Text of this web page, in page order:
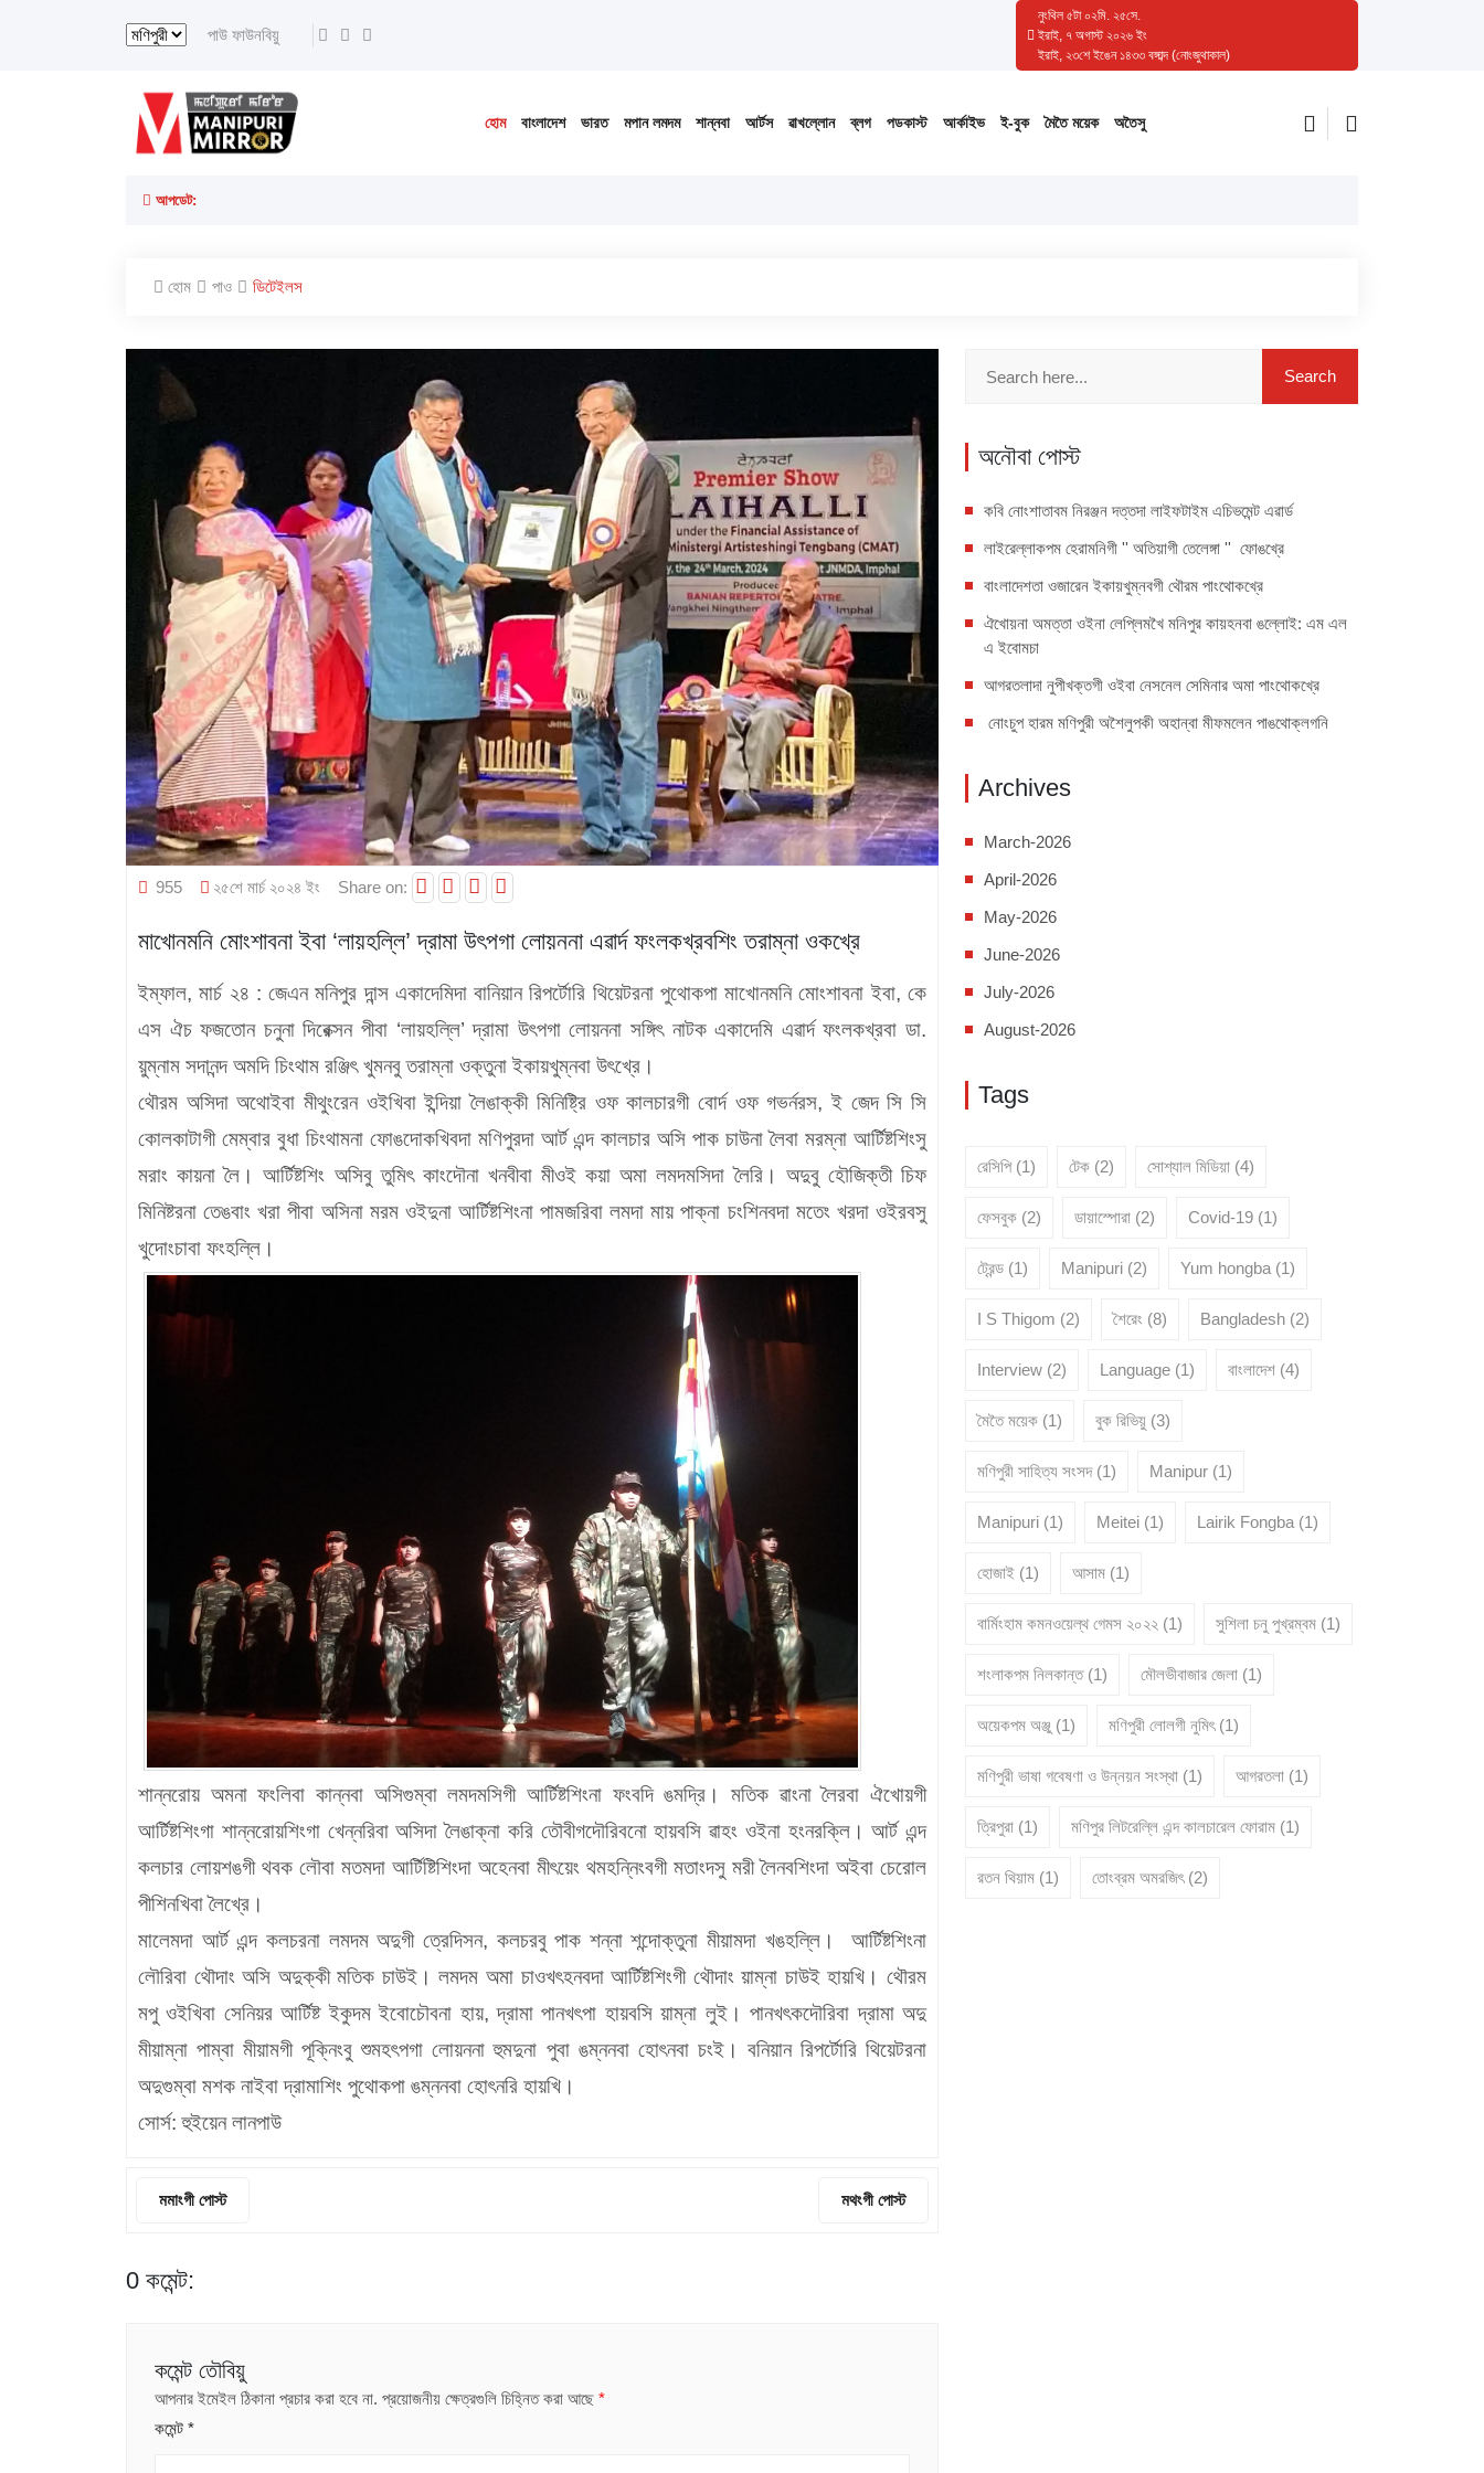
পাউ ফাউনবিয়ু
নুংথিল ৫টা০২মি. ২৬সে.
ইরাই, ৭ অগাস্ট ২০২৬ ইং
ইরাই, ২৩শে ইঙেন ১৪৩৩ বঙ্গাব্দ (নোংজুথাকাল)
হোম বাংলাদেশ ভারত মপান লমদম শান্নবা আর্টস ৱাখল্লোন ব্লগ পডকাস্ট আর্কাইভ ই-বুক মৈতৈ ময়েক অতৈসু
আপডেট:
হোম পাও ডিটেইলস
955 ২৫শে মার্চ ২০২৪ ইং Share on:
মাখোনমনি মোংশাবনা ইবা ‘লায়হল্লি’ দ্রামা উৎপগা লোয়ননা এৱার্দ ফংলকখ্রবশিং তরাম্না ওকখ্রে
ইম্ফাল, মার্চ ২৪ :জেএন মনিপুর দান্স একাদেমিদা বানিয়ান রিপর্টোরি থিয়েটরনা পুথোকপা মাখোনমনি মোংশাবনা ইবা, কে
এস ঐচ ফজতোন চনুনা দিরেক্সন পীবা ‘লায়হল্লি’ দ্রামা উৎপগা লোয়ননা সঙ্গিৎ নাটক একাদেমি এৱার্দ ফংলকখ্রবা ডা.
য়ুম্নাম সদানন্দ অমদি চিংথাম রঞ্জিৎ খুমনবু তরাম্না ওক্তুনা ইকায়খুম্নবা উৎখ্রে।
থৌরম অসিদা অথোইবা মীথুংরেন ওইখিবা ইন্দিয়া লৈঙাক্কী মিনিষ্ট্রি ওফ কালচারগী বোর্দ ওফ গভর্নরস, ই জেদ সি সি
কোলকাটাগী মেম্বার বুধা চিংথামনা ফোঙদোকখিবদা মণিপুরদা আর্ট এন্দ কালচার অসি পাক চাউনা লৈবা মরম্না আর্টিষ্টশিংসু
মরাং কায়না লৈ। আর্টিষ্টশিং অসিবু তুমিৎ কাংদৌনা খনবীবা মীওই কয়া অমা লমদমসিদা লৈরি। অদুবু হৌজিক্তী চিফ
মিনিষ্টরনা তেঙবাং খরা পীবা অসিনা মরম ওইদুনা আর্টিষ্টশিংনা পামজরিবা লমদা মায় পাক্না চংশিনবদা মতেং খরদা ওইরবসু
খুদোংচাবা ফংহল্লি।
শান্নরোয় অমনা ফংলিবা কান্নবা অসিগুম্বা লমদমসিগী আর্টিষ্টশিংনা ফংবদি ঙমদ্রি। মতিক ৱাংনা লৈরবা ঐখোয়গী
আর্টিষ্টশিংগা শান্নরোয়শিংগা খেন্নরিবা অসিদা লৈঙাক্না করি তৌবীগদৌরিবনো হায়বসি ৱাহং ওইনা হংনরক্লি। আর্ট এন্দ
কলচার লোয়শঙগী থবক লৌবা মতমদা আর্টিষ্টিশিংদা অহেনবা মীৎয়েং থমহন্নিংবগী মতাংদসু মরী লৈনবশিংদা অইবা চেরোল
পীশিনখিবা লৈখ্রে।
মালেমদা আর্ট এন্দ কলচরনা লমদম অদুগী ত্রেদিসন, কলচরবু পাক শন্না শন্দোক্তুনা মীয়ামদা খঙহল্লি। আর্টিষ্টশিংনা
লৌরিবা থৌদাং অসি অদুক্কী মতিক চাউই। লমদম অমা চাওখৎহনবদা আর্টিষ্টশিংগী থৌদাং য়াম্না চাউই হায়খি। থৌরম
মপু ওইখিবা সেনিয়র আর্টিষ্ট ইকুদম ইবোচৌবনা হায়, দ্রামা পানখৎপা হায়বসি য়াম্না লুই। পানখৎকদৌরিবা দ্রামা অদু
মীয়াম্না পাম্বা মীয়ামগী পূক্নিংবু শুমহৎপগা লোয়ননা হুমদুনা পুবা ঙম্ননবা হোৎনবা চংই। বনিয়ান রিপর্টোরি থিয়েটরনা
অদুগুম্বা মশক নাইবা দ্রামাশিং পুথোকপা ঙম্ননবা হোৎনরি হায়খি।
সোর্স: হুইয়েন লানপাউ
মমাংগী পোস্ট মথংগী পোস্ট
0 কমেন্ট:
কমেন্ট তৌবিয়ু
আপনার ইমেইল ঠিকানা প্রচার করা হবে না. প্রয়োজনীয় ক্ষেত্রগুলি চিহ্নিত করা আছে *
কমেন্ট *
অনৌবা পোস্ট
কবি নোংশাতাবম নিরঞ্জন দত্তদা লাইফটাইম এচিভমেন্ট এৱার্ড
লাইরেল্লাকপম হেরামনিগী '' অতিয়াগী তেলেঙ্গা '' ফোঙখ্রে
বাংলাদেশতা ওজারেন ইকায়খুম্নবগী থৌরম পাংথোকখ্রে
ঐখোয়না অমত্তা ওইনা লেপ্লিমখৈ মনিপুর কায়হনবা ঙল্লোই: এম এল
এ ইবোমচা
আগরতলাদা নুপীখক্তগী ওইবা নেসনেল সেমিনার অমা পাংথোকখ্রে
নোংচুপ হারম মণিপুরী অশৈলুপকী অহান্বা মীফমলেন পাঙথোক্লগনি
Archives
March-2026
April-2026
May-2026
June-2026
July-2026
August-2026
Tags
রেসিপি (1) টেক (2) সোশ্যাল মিডিয়া (4)
ফেসবুক (2) ডায়াস্পোরা (2) Covid-19 (1)
ট্রেন্ড (1) Manipuri (2) Yum hongba (1)
I S Thigom (2) শৈরেং (8) Bangladesh (2)
Interview (2) Language (1) বাংলাদেশ (4)
মৈতৈ ময়েক (1) বুক রিভিয়ু (3)
মণিপুরী সাহিত্য সংসদ (1) Manipur (1)
Manipuri (1) Meitei (1) Lairik Fongba (1)
হোজাই (1) আসাম (1)
বার্মিংহাম কমনওয়েল্থ গেমস ২০২২ (1) সুশিলা চনু পুখ্রম্বম (1)
শংলাকপম নিলকান্ত (1) মৌলভীবাজার জেলা (1)
অয়েকপম অঞ্জু (1) মণিপুরী লোলগী নুমিৎ (1)
মণিপুরী ভাষা গবেষণা ও উন্নয়ন সংস্থা (1) আগরতলা (1)
ত্রিপুরা (1) মণিপুর লিটরেল্লি এন্দ কালচারেল ফোরাম (1)
রতন থিয়াম (1) তোংব্রম অমরজিৎ (2)